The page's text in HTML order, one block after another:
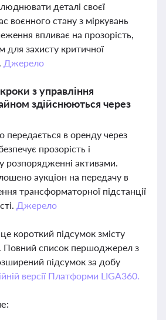
деталі своєї
воєнного стану з міркувань
впливає на прозорість,
для захисту критичної
Джерело
з управління
здійснюються через
в оренду через
прозорість і
розпорядженні активами.
аукціон на передачу в
трансформаторної підстанції
Джерело
короткий підсумок змісту
Повний список першоджерел з
підсумок за добу
версії Платформи LIGA360.